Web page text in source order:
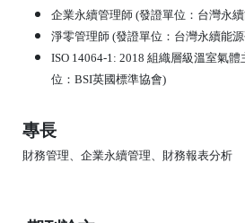
企業永續管理師 (發證單位：台灣永
淨零管理師 (發證單位：台灣永續能
ISO 14064-1: 2018 組織層級溫室氣
位：BSI英國標準協會)
專長
財務管理、企業永續管理、財務報表分析